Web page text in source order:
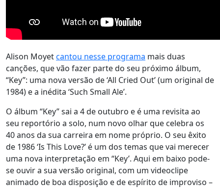
Alison Moyetcantou nesse programa mais duas
canções, que vão fazer parte do seu próximo álbum,
“Key”: uma nova versão de ‘All Cried Out’ (um original de
1984) e a inédita ‘Such Small Ale’.
O álbum “Key” sai a 4 de outubro e é uma revisita ao
seu reportório a solo, num novo olhar que celebra os
40 anos da sua carreira em nome próprio. O seu êxito
de 1986 ‘Is This Love?’ é um dos temas que vai merecer
uma nova interpretação em “Key’. Aqui em baixo pode-
se ouvir a sua versão original, com um videoclipe
animado de boa disposição e de espírito de improviso –